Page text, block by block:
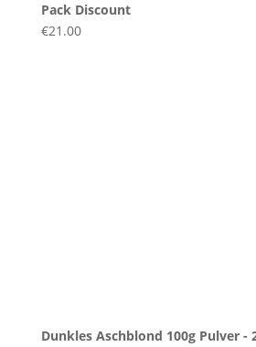
Pack Discount
€21.00
Dunkles Aschblond 100g Pulver -